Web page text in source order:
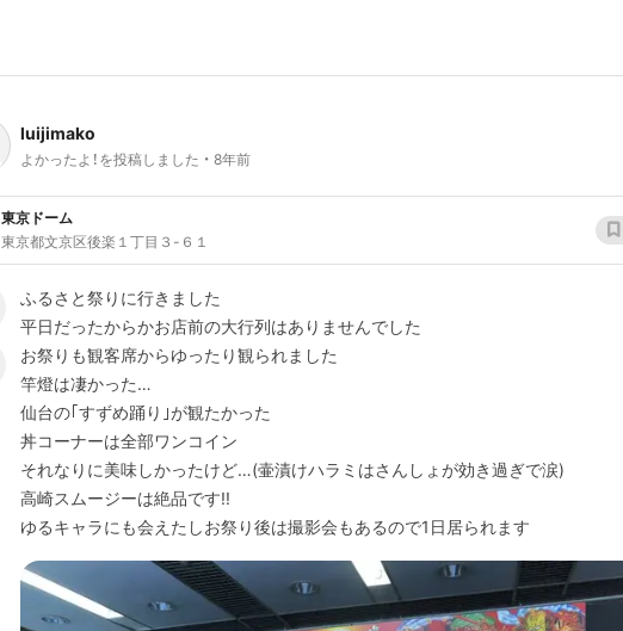
luijimako
よかったよ！を投稿しました 8年前
東京ドーム
東京都文京区後楽１丁目３-６１
ふるさと祭りに行きました
平日だったからかお店前の大行列はありませんでした
お祭りも観客席からゆったり観られました
竿燈は凄かった…
仙台の｢すずめ踊り｣が観たかった
丼コーナーは全部ワンコイン
それなりに美味しかったけど…(壷漬けハラミはさんしょが効き過ぎで涙)
高崎スムージーは絶品です!!
ゆるキャラにも会えたしお祭り後は撮影会もあるので1日居られます